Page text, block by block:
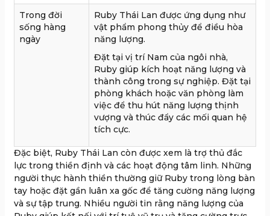
Trong đời
sống hàng
ngày
Ruby Thái Lan được ứng dụng như
vật phẩm phong thủy để điều hòa
năng lượng.
Đặt tại vị trí Nam của ngôi nhà,
Ruby giúp kích hoạt năng lượng và
thành công trong sự nghiệp. Đặt tại
phòng khách hoặc văn phòng làm
việc để thu hút năng lượng thịnh
vượng và thúc đẩy các mối quan hệ
tích cực.
Đặc biệt, Ruby Thái Lan còn được xem là trợ thủ đắc
lực trong thiền định và các hoạt động tâm linh. Những
người thực hành thiền thường giữ Ruby trong lòng bàn
tay hoặc đặt gần luân xa gốc để tăng cường năng lượng
và sự tập trung. Nhiều người tin rằng năng lượng của